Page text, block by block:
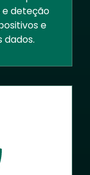
deteção
e
dados.